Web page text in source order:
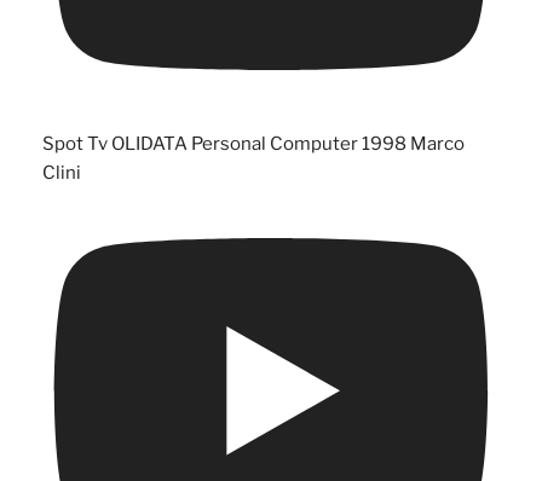
Spot Tv OLIDATA Personal Computer 1998 Marco
Clini